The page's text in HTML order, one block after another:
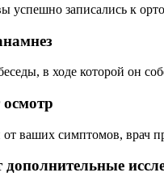
успешно записались к
в ходе которой он
ваших симптомов, врач
дополнительные